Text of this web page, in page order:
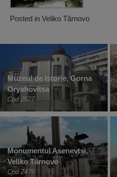
Posted in Veliko Tărnovo
Muzeul de Istorie, Gorna
Oryahovitsa
Cod 2577
Monumentul Asenevtsi,
Veliko Tărnovo
Cod 2479